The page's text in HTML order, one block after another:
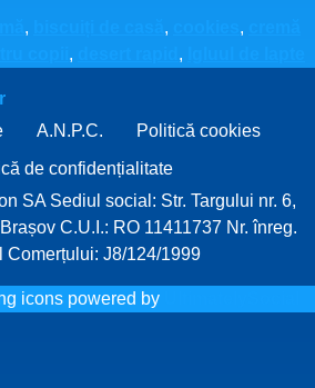
, , ,
, ,
A.N.P.C.
Politică cookies
de confidențialitate
SA Sediul social: Str. Targului nr. 6,
C.U.I.: RO 11411737 Nr. înreg.
Comerțului: J8/124/1999
icons powered by